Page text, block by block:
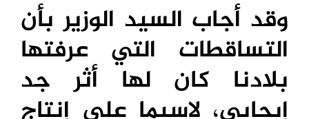
وقد أجاب السيد الوزير بأن
التساقطات التي عرفتها
بلادنا كان لها أثر جد
إيجابي، لاسيما على إنتاج